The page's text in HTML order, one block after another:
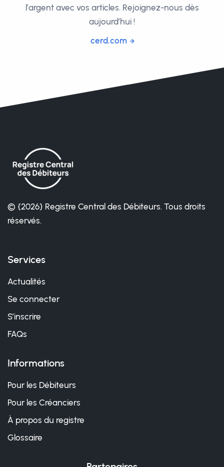
l’argent avec vos articles. Rejoignez-nous dès
aujourd’hui !
cerd.com
© {2026} Registre Central des Débiteurs. Tous droits
réservés.
Services
Actualités
Se connecter
S’inscrire
FAQs
Informations
Pour les Débiteurs
Pour les Créanciers
À propos du registre
Glossaire